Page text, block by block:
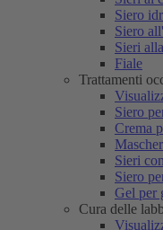
Siero
Siero
Sieri
Fiale
Trattamenti
Siero
Crema
Sieri
Siero
Gel per
Cura delle